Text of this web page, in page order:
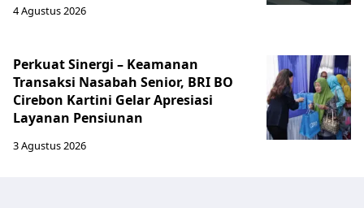
4 Agustus 2026
Perkuat Sinergi – Keamanan
Transaksi Nasabah Senior, BRI BO
Cirebon Kartini Gelar Apresiasi
Layanan Pensiunan
3 Agustus 2026